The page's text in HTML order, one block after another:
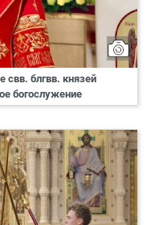
свв. блгвв. князей
богослужение